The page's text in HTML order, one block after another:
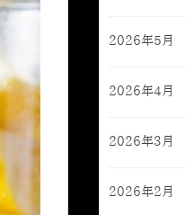
2026年5月
2026年4月
2026年3月
2026年2月